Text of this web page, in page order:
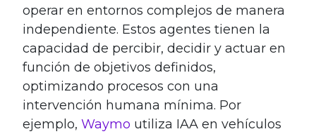
operar en entornos complejos de manera
independiente. Estos agentes tienen la
capacidad de percibir, decidir y actuar en
función de objetivos definidos,
optimizando procesos con una
intervención humana mínima. Por
ejemplo, Waymo utiliza IAA en vehículos